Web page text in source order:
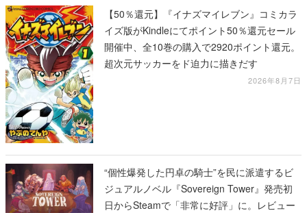
【50％還元】『イナズマイレブン』コミカラ
イズ版がKindleにてポイント50％還元セール
開催中、全10巻の購入で2920ポイント還元。
超次元サッカーをド迫力に描きだす
2026年8月7日
“個性爆発した円卓の騎士”を民に派遣するビ
ジュアルノベル『Sovereign Tower』発売初
日からSteamで「非常に好評」に。レビュー